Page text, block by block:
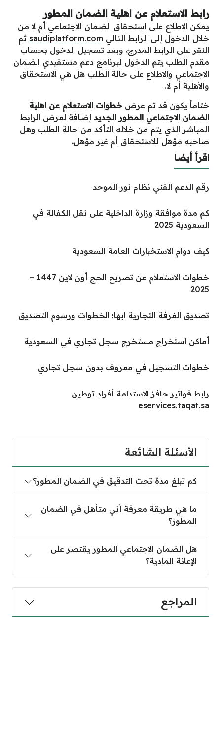
رابط الاستعلام عن اهلية الضمان المطور
يمكن الاطلاع على استحقاق الضمان الاجتماعي أم لا من
خلال الدخول إلى الرابط التالي saudiplatform.com ثم
النقر على الرابط المدرج، وبعد تسجيل الدخول بحساب
مقدم الطلب يتم الدخول لبرنامج دعم مستفيدي الضمان
الاجتماعي والاطلاع على حالة الطلب هل هي الاستحقاق
والأهلية أم لا.
ختاماً يكون قد تم عرض خطوات الاستعلام عن اهلية
الضمان الاجتماعي المطور الجديد إضافة لعرض الرابط
المباشر الذي يتم من خلاله التأكد من حالة الطلب وهل
صاحبه مؤهل للاستحقاق أم غير مؤهل.
اقرأ أيضا
رقم الدعم الفني نظام نور الموحد
كم مدة موافقة وزارة الداخلية على نقل الكفالة في
السعودية 2025
كيف دوام الاستخبارات العامة السعودية
خطوات الاستعلام عن تصريح الحج أون لاين 1447 –
2025
تصديق الغرفة التجارية ابها؛ الخطوات ورسوم التصديق
أماكن استخراج مستخرج سجل تجاري في السعودية
خطوات التسجيل في معروف بدون سجل تجاري
رابط فواتير حافز الاستدامة أفراد توطين
eservices.taqat.sa
الأسئلة الشائعة
كم تبلغ مدة تحت التدقيق في الضمان المطور؟
ما هي طريقة معرفة أني متأهل في الضمان
المطور؟
هل الضمان الاجتماعي المطور يقتصر على
الإعانة المادية؟
المراجع